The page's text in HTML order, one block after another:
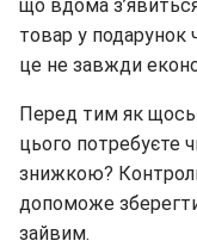
що вдома
товар у подарунок
це не завжди
Перед тим як щось
цього потребуєте
знижкою?
допоможе
зайвим.